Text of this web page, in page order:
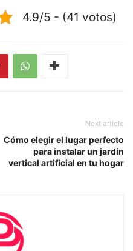
4.9/5 - (41 votos)
Next article
Cómo elegir el lugar perfecto
para instalar un jardín
vertical artificial en tu hogar